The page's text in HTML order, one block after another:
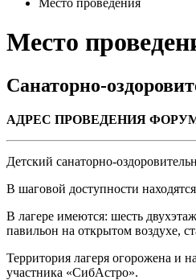
Место проведения
Место
Санаторно-
АДРЕС ПРОВЕДЕНИЯ ФОРУМА
Детский санаторно-
В шаговой доступности
В лагере имеются: шесть
павильон на открытом воздухе,
Территория лагеря огорожена и
участника «СибАстро».